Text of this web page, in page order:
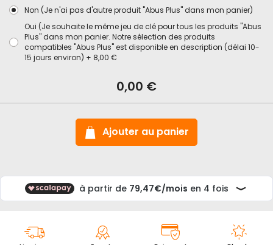
Non (Je n'ai pas d'autre produit "Abus Plus" dans mon panier)
Oui (Je souhaite le même jeu de clé pour tous les produits "Abus
Plus" dans mon panier. Notre sélection des produits
compatibles "Abus Plus" est disponible en description (délai 10-
15 jours environ) + 8,00 €
Conhasp
0,00 €
Ajouter au panier